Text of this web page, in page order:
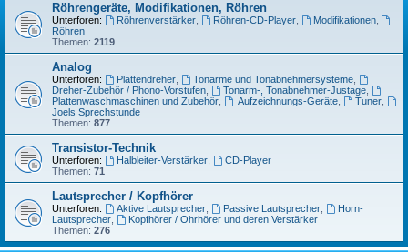
Röhrengeräte, Modifikationen, Röhren
Unterforen: Röhrenverstärker, Röhren-CD-Player, Modifikationen,
Röhren
Themen: 2119
Analog
Unterforen: Plattendreher, Tonarme und Tonabnehmersysteme,
Dreher-Zubehör / Phono-Vorstufen
Tonarm-, Tonabnehmer-Justage,
Plattenwaschmaschinen und Zubehör
Aufzeichnungs-Geräte, Tuner,
Joels Sprechstunde
Themen: 877
Transistor-Technik
Unterforen: Halbleiter-Verstärker,
CD-Player
Themen: 71
Lautsprecher / Kopfhörer
Unterforen: Aktive Lautsprecher, Passive Lautsprecher,
Horn-
Lautsprecher
Kopfhörer / Ohrhörer und deren Verstärker
Themen: 276